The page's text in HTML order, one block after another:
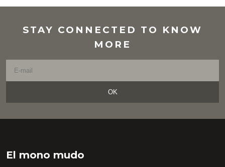
STAY CONNECTED TO KNOW
MORE
OK
El mono mudo